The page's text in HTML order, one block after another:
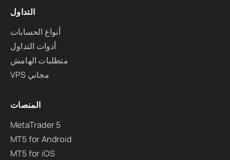
التداول
أنواع الحسابات
أدوات التداول
متطلبات الهامش
VPS مجاني
المنصات
MetaTrader 5
MT5 for Android
MT5 for iOS